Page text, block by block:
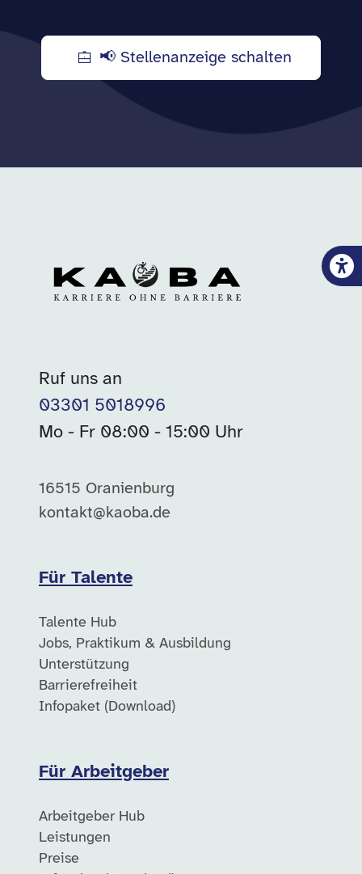
📢 Stellenanzeige schalten
Ruf uns an
03301 5018996
Mo - Fr 08:00 - 15:00 Uhr
16515 Oranienburg
kontakt@kaoba.de
Für Talente
Talente Hub
Jobs, Praktikum & Ausbildung
Unterstützung
Barrierefreiheit
Infopaket (Download)
Für Arbeitgeber
Arbeitgeber Hub
Leistungen
Preise